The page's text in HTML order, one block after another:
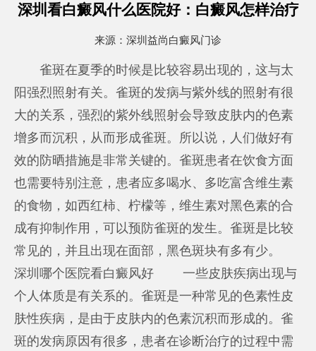
深圳看白癜风什么医院好：白癜风怎样治疗
来源： 深圳益尚白癜风门诊
雀斑在夏季的时候是比较容易出现的，这与太
阳强烈照射有关。雀斑的发病与紫外线的照射有很
大的关系，强烈的紫外线照射会导致皮肤内的色素
增多而沉积，从而形成雀斑。所以说，人们做好有
效的防晒措施是非常关键的。雀斑患者在饮食方面
也需要特别注意，患者应多喝水、多吃富含维生素
的食物，如西红柿、柠檬等，维生素对黑色素的合
成有抑制作用，可以预防雀斑的发生。雀斑是比较
常见的，并且出现在面部，黑色斑块有多有少。
深圳哪个医院看白癜风好 一些皮肤疾病出现与
个人体质是有关系的。雀斑是一种常见的色素性皮
肤性疾病，是由于皮肤内的色素沉积而形成的。雀
斑的发病原因有很多，患者在诊断治疗的过程中需